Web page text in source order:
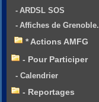
- ARDSL SOS
- Affiches de Grenoble.
* Actions AMFG
- Pour Participer
- Calendrier
- Reportages